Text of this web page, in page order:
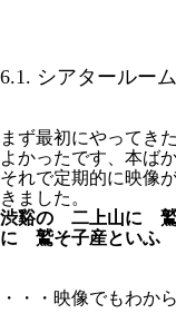
6.1. シアタールーム
まず最初にやってき
よかったです、本ば
それで定期的に映像
きました。
渋谿の 二上山に
に 鷲そ子産といふ
・・・映像でもわか